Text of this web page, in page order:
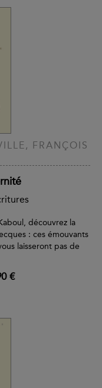
FRANÇOIS
découvrez la
: ces émouvants
laisseront pas de
€